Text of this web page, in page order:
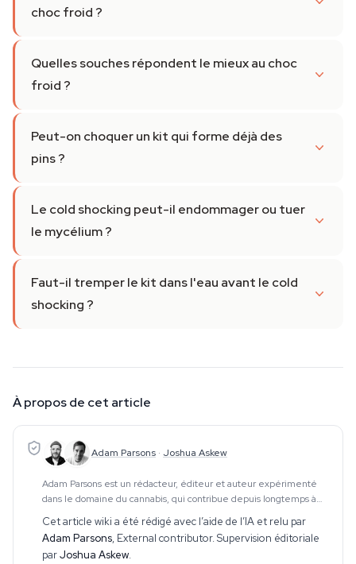
choc froid ?
Quelles souches répondent le mieux au choc
froid ?
Peut-on choquer un kit qui forme déjà des
pins ?
Le cold shocking peut-il endommager ou tuer
le mycélium ?
Faut-il tremper le kit dans l'eau avant le cold
shocking ?
À propos de cet article
Adam Parsons · Joshua Askew
Adam Parsons est un rédacteur, éditeur et auteur expérimenté
dans le domaine du cannabis, qui contribue depuis longtemps à
des publications spécialisées. Son travail couvre le CBD, les
psychédéliques, les plantes ethnobo
Cet article wiki a été rédigé avec l’aide de l’IA et relu par
Adam Parsons, External contributor. Supervision éditoriale
parJoshua Askew.